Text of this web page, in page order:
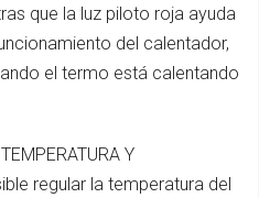
que la luz piloto roja ayuda
del calentador,
el termo está calentando
Y
regular la temperatura del